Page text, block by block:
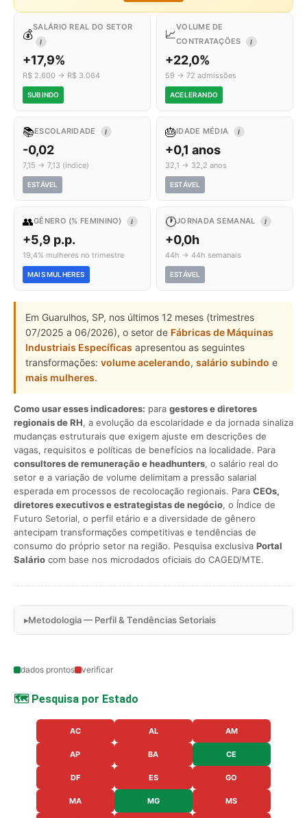
💰
SALÁRIO REAL DO SETOR
I
+17,9%
R$ 2.600 → R$ 3.064
SUBINDO
📈
VOLUME DE
CONTRATAÇÕES
I
+22,0%
59 → 72 admissões
ACELERANDO
📚ESCOLARIDADE I
-0,02
7,15 → 7,13 (índice)
ESTÁVEL
🎂IDADE MÉDIA I
+0,1 anos
32,1 → 32,2 anos
ESTÁVEL
👥GÊNERO (% FEMININO) I
+5,9 p.p.
19,4% mulheres no trimestre
MAIS MULHERES
🕐JORNADA SEMANAL I
+0,0h
44h → 44h semanais
ESTÁVEL
Em Guarulhos, SP, nos últimos 12 meses (trimestres
07/2025 a 06/2026), o setor de Fábricas de Máquinas
Industriais Específicas apresentou as seguintes
transformações: volume acelerando, salário subindo e
mais mulheres.
Como usar esses indicadores: para gestores e diretores
regionais de RH, a evolução da escolaridade e da jornada sinaliza
mudanças estruturais que exigem ajuste em descrições de
vagas, requisitos e políticas de benefícios na localidade. Para
consultores de remuneração e headhunters, o salário real do
setor e a variação de volume delimitam a pressão salarial
esperada em processos de recolocação regionais. Para CEOs,
diretores executivos e estrategistas de negócio, o Índice de
Futuro Setorial, o perfil etário e a diversidade de gênero
antecipam transformações competitivas e tendências de
consumo do próprio setor na região. Pesquisa exclusiva Portal
Salário com base nos microdados oficiais do CAGED/MTE.
Metodologia — Perfil & Tendências Setoriais
dados prontos verificar
🗺️ Pesquisa por Estado
AC AL AM
AP BA CE
DF ES GO
MA MG MS